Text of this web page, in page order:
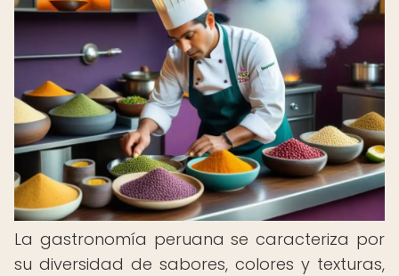
La gastronomía peruana se caracteriza por
su diversidad de sabores, colores y texturas,